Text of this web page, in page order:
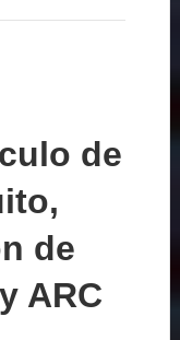
de
de
ARC